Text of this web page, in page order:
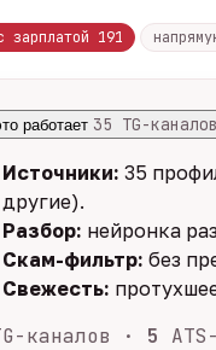
зарплатой 191
работает 35 TG-
Источники: 35
другие).
Разбор: нейронка
Скам-фильтр: без
Свежесть:
каналов · 5